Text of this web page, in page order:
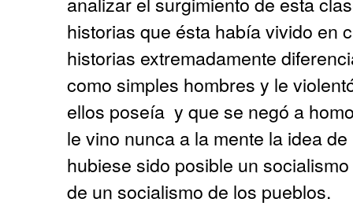
historias que ésta había vivido en
historias extremadamente
como simples hombres y le
ellos poseía y que se negó a
le vino nunca a la mente la idea
hubiese sido posible un
de un socialismo de los pueblos.